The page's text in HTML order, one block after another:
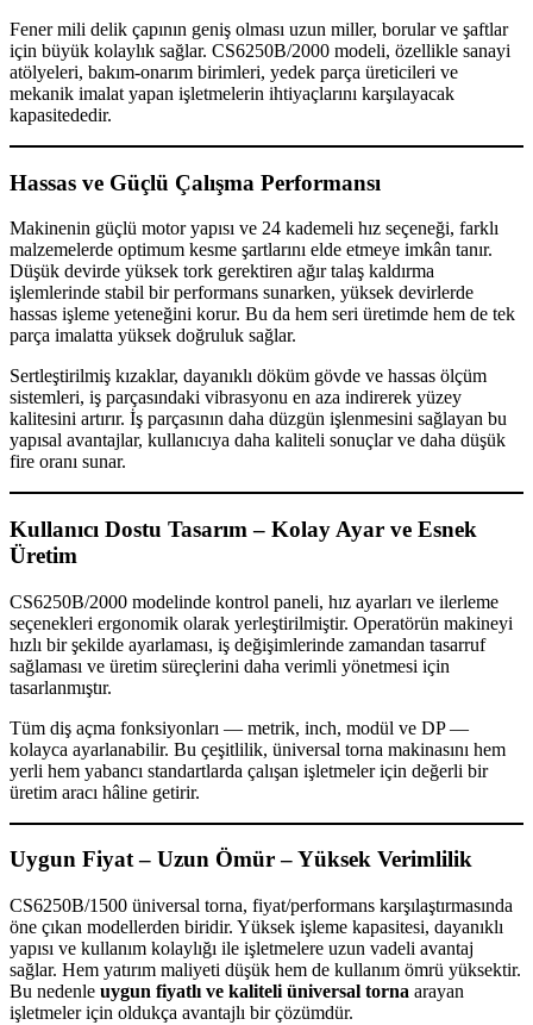
Fener mili delik çapının geniş olması uzun miller, borular ve şaftlar
için büyük kolaylık sağlar. CS6250B/2000 modeli, özellikle sanayi
atölyeleri, bakım-onarım birimleri, yedek parça üreticileri ve
mekanik imalat yapan işletmelerin ihtiyaçlarını karşılayacak
kapasitededir.
Hassas ve Güçlü Çalışma Performansı
Makinenin güçlü motor yapısı ve 24 kademeli hız seçeneği, farklı
malzemelerde optimum kesme şartlarını elde etmeye imkân tanır.
Düşük devirde yüksek tork gerektiren ağır talaş kaldırma
işlemlerinde stabil bir performans sunarken, yüksek devirlerde
hassas işleme yeteneğini korur. Bu da hem seri üretimde hem de tek
parça imalatta yüksek doğruluk sağlar.
Sertleştirilmiş kızaklar, dayanıklı döküm gövde ve hassas ölçüm
sistemleri, iş parçasındaki vibrasyonu en aza indirerek yüzey
kalitesini artırır. İş parçasının daha düzgün işlenmesini sağlayan bu
yapısal avantajlar, kullanıcıya daha kaliteli sonuçlar ve daha düşük
fire oranı sunar.
Kullanıcı Dostu Tasarım – Kolay Ayar ve Esnek
Üretim
CS6250B/2000 modelinde kontrol paneli, hız ayarları ve ilerleme
seçenekleri ergonomik olarak yerleştirilmiştir. Operatörün makineyi
hızlı bir şekilde ayarlaması, iş değişimlerinde zamandan tasarruf
sağlaması ve üretim süreçlerini daha verimli yönetmesi için
tasarlanmıştır.
Tüm diş açma fonksiyonları — metrik, inch, modül ve DP —
kolayca ayarlanabilir. Bu çeşitlilik, üniversal torna makinasını hem
yerli hem yabancı standartlarda çalışan işletmeler için değerli bir
üretim aracı hâline getirir.
Uygun Fiyat – Uzun Ömür – Yüksek Verimlilik
CS6250B/1500 üniversal torna, fiyat/performans karşılaştırmasında
öne çıkan modellerden biridir. Yüksek işleme kapasitesi, dayanıklı
yapısı ve kullanım kolaylığı ile işletmelere uzun vadeli avantaj
sağlar. Hem yatırım maliyeti düşük hem de kullanım ömrü yüksektir.
Bu nedenle uygun fiyatlı ve kaliteli üniversal torna arayan
işletmeler için oldukça avantajlı bir çözümdür.